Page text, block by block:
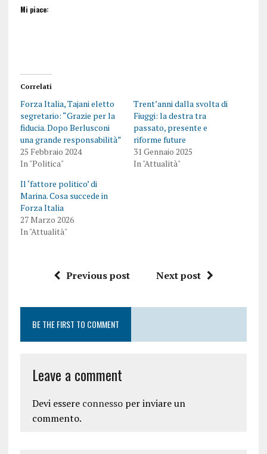
Mi piace:
Correlati
Forza Italia, Tajani eletto
segretario: “Grazie per la
fiducia. Dopo Berlusconi
una grande responsabilità”
25 Febbraio 2024
In "Politica"
Trent’anni dalla svolta di
Fiuggi: la destra tra
passato, presente e
riforme future
31 Gennaio 2025
In "Attualità"
Il ‘fattore politico’ di
Marina. Cosa succede in
Forza Italia
27 Marzo 2026
In "Attualità"
Previous post Next post
BE THE FIRST TO COMMENT
Leave a comment
Devi essere connessoper inviare un
commento.